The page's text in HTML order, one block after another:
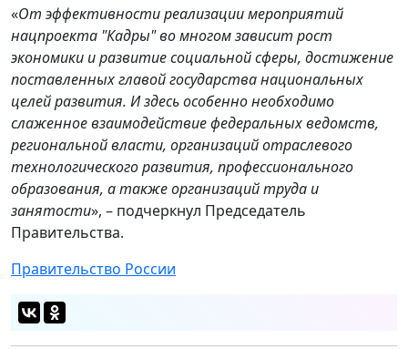
«От эффективности реализации мероприятий
нацпроекта "Кадры" во многом зависит рост
экономики и развитие социальной сферы, достижение
поставленных главой государства национальных
целей развития. И здесь особенно необходимо
слаженное взаимодействие федеральных ведомств,
региональной власти, организаций отраслевого
технологического развития, профессионального
образования, а также организаций труда и
занятости», – подчеркнул Председатель
Правительства.
Правительство России